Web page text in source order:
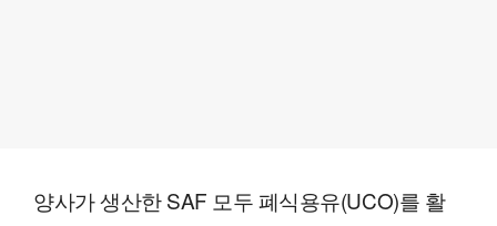
양사가 생산한 SAF 모두 폐식용유(UCO)를 활